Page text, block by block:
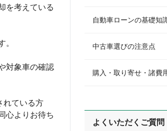
を考えている
。
対象車の確認
れている方
心よりお待ち
自動車ローンの基礎知
中古車選びの注意点
購入・取り寄せ・諸費
よくいただくご質問